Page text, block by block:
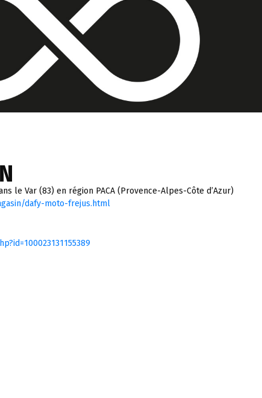
le Var (83) en région PACA (Provence-Alpes-Côte d’Azur)
dafy-moto-frejus.html